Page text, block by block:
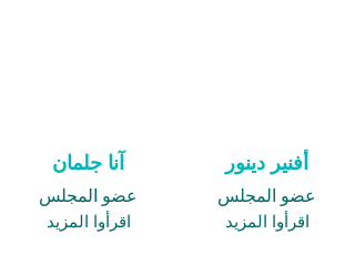
آنا جلمان
عضو المجلس
اقرأوا المزيد
أفنير دينور
عضو المجلس
اقرأوا المزيد